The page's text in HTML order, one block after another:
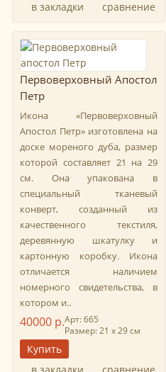
в закладки сравнение
Первоверховный Апостол
Петр
Икона «Первоверховный
Апостол Петр» изготовлена на
доске мореного дуба, размер
которой составляет 21 на 29
см. Она упакована в
специальный тканевый
конверт, созданный из
качественного текстиля,
деревянную шкатулку и
картонную коробку. Икона
отличается наличием
номерного свидетельства, в
котором и..
40000 р.Арт: 665
Размер: 21 х 29 см